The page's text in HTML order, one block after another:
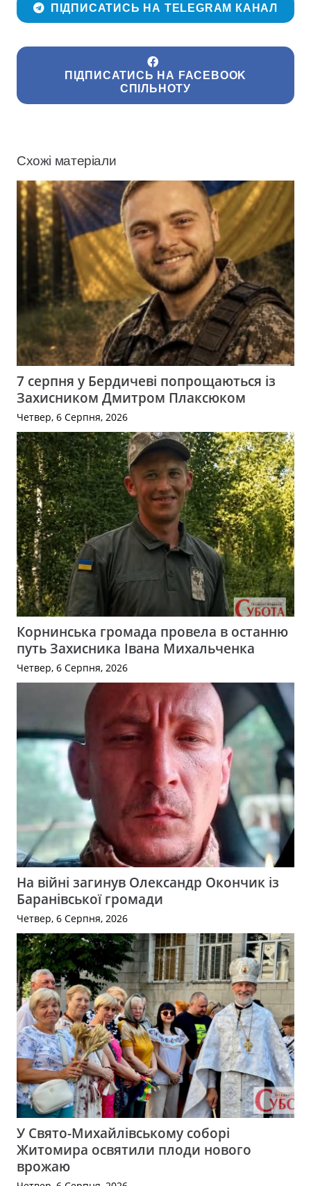
ПІДПИСАТИСЬ НА TELEGRAM КАНАЛ
ПІДПИСАТИСЬ НА FACEBOOK
СПІЛЬНОТУ
Схожі матеріали
7 серпня у Бердичеві попрощаються із
Захисником Дмитром Плаксюком
Четвер, 6 Серпня, 2026
Корнинська громада провела в останню
путь Захисника Івана Михальченка
Четвер, 6 Серпня, 2026
На війні загинув Олександр Окончик із
Баранівської громади
Четвер, 6 Серпня, 2026
У Свято-Михайлівському соборі
Житомира освятили плоди нового
врожаю